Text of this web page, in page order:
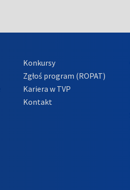
Konkursy
Zgłoś program (ROPAT)
Kariera w TVP
Kontakt